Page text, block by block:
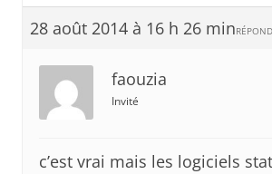
28 août 2014 à 16 h 26 min
faouzia
Invité
c’est vrai mais les logiciels